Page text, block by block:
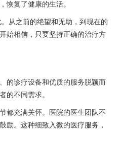
恢复了健康的生活。
从之前的绝望和无助，到现在的
始相信，只要坚持正确的治疗方
的诊疗设备和优质的服务脱颖而
的不同需求。
都充满关怀。医院的医生团队不
励。这种细致入微的医疗服务，